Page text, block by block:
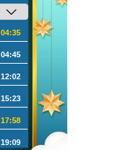
04:35
04:45
12:02
15:23
17:58
19:09